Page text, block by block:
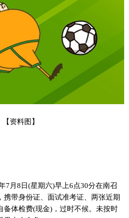
【资料图】
7月8日(星期六)早上6点30分在南召
携带身份证、面试准考证、两张近期
备体检费(现金)，过时不候。未按时